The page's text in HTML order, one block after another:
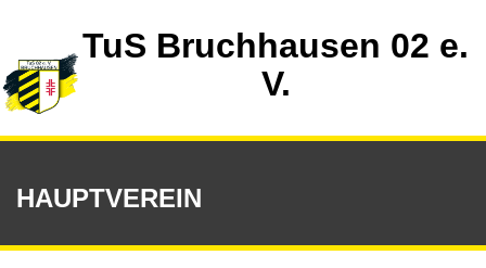
TuS Bruchhausen 02 e.
V.
HAUPTVEREIN